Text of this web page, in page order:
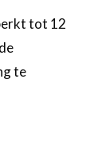
tot 12
te